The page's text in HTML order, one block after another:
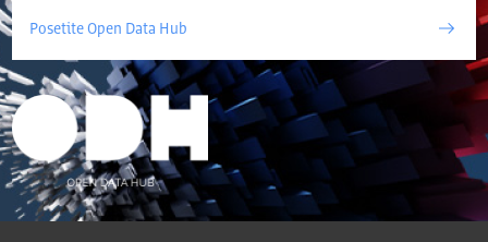
Posetite Open Data Hub